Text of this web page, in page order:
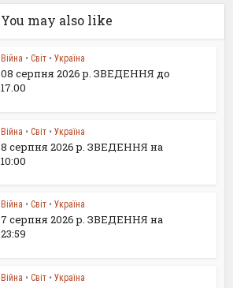
You may also like
Війна • Світ • Україна
08 серпня 2026 р. ЗВЕДЕННЯ до
17.00
Війна • Світ • Україна
8 серпня 2026 р. ЗВЕДЕННЯ на
10:00
Війна • Світ • Україна
7 серпня 2026 р. ЗВЕДЕННЯ на
23:59
Війна • Світ • Україна